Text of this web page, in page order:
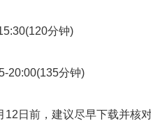
分钟)
分钟)
日前，建议尽早下载并核